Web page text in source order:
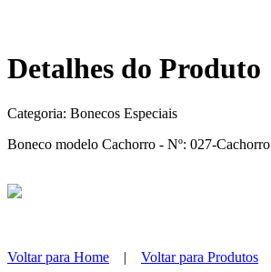
Detalhes do Produto
Categoria: Bonecos Especiais
Boneco modelo Cachorro - Nº: 027-Cachorro
Voltar para Home | Voltar para Produtos